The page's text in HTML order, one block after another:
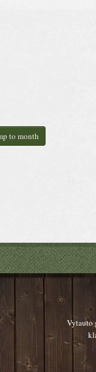
to month
Vytauto